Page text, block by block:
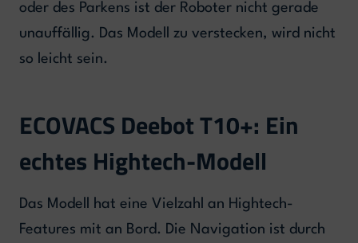
oder des Parkens ist der Roboter nicht gerade
unauffällig. Das Modell zu verstecken, wird nicht
so leicht sein.
ECOVACS Deebot T10+: Ein
echtes Hightech-Modell
Das Modell hat eine Vielzahl an Hightech-
Features mit an Bord. Die Navigation ist durch